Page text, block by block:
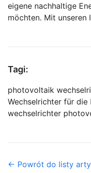
eigene nachhaltige
möchten. Mit unseren
Tagi:
photovoltaik
Wechselrichter für
wechselrichter
← Powrót do listy